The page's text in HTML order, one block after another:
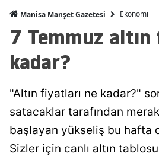
Manisa Manşet Gazetesi Ekonomi
7 Temmuz
kadar?
"Altın fiyatları ne kadar?"
satacaklar tarafından
başlayan yükseliş bu hafta
Sizler için canlı altın